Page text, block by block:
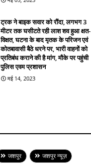
ट्रक ने बाइक सवार को रौंदा, लगभग 3
मीटर तक घसीटते रही लाश शव हुआ क्षत-
विक्षत, घटना के बाद मृतक के परिजन एवं
कोतबावासी बैठे धरने पर, भारी वाहनों को
प्रतिबंध कराने की है मांग, मौके पर पहुंची
पुलिस एवम प्रशासन
मई 14, 2023
जशपुर जशपुर न्यूज़